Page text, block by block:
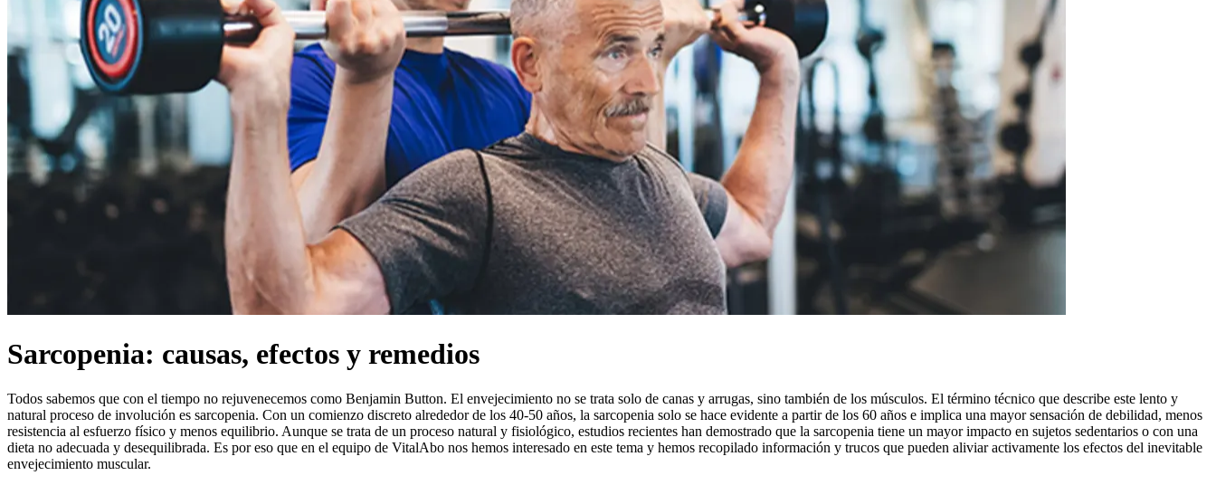
Sarcopenia: causas, efectos y remedios
Todos sabemos que con el tiempo no rejuvenecemos como Benjamin Button. El envejecimiento no se trata solo de canas y arrugas, sino también de los músculos. El término técnico que describe este lento y
natural proceso de involución es sarcopenia. Con un comienzo discreto alrededor de los 40-50 años, la sarcopenia solo se hace evidente a partir de los 60 años e implica una mayor sensación de debilidad, menos
resistencia al esfuerzo físico y menos equilibrio. Aunque se trata de un proceso natural y fisiológico, estudios recientes han demostrado que la sarcopenia tiene un mayor impacto en sujetos sedentarios o con una
dieta no adecuada y desequilibrada. Es por eso que en el equipo de VitalAbo nos hemos interesado en este tema y hemos recopilado información y trucos que pueden aliviar activamente los efectos del inevitable
envejecimiento muscular.